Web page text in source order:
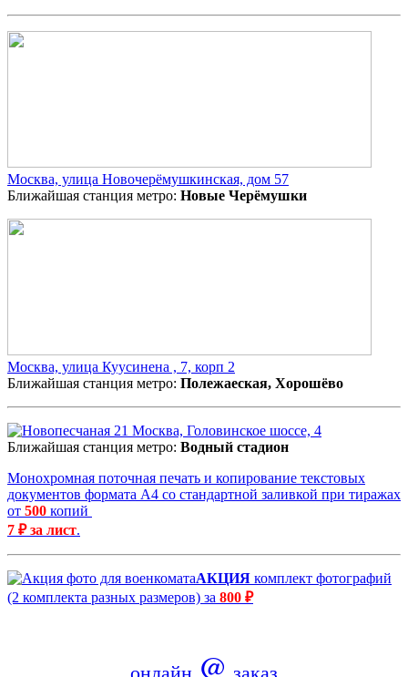
Москва, улица Новочерёмушкинская, дом 57
Ближайшая станция метро: Новые Черёмушки
Москва, улица Куусинена , 7, корп 2
Ближайшая станция метро: Полежаеская, Хорошёво
Москва, Головинское шоссе, 4
Ближайшая станция метро: Водный стадион
Монохромная поточная печать и копирование текстовых
документов формата А4 со стандартной заливкой при тиражах
от 500 копий
7 ₽ за лист.
АКЦИЯ комплект фотографий
(2 комплекта разных размеров) за 800 ₽
@